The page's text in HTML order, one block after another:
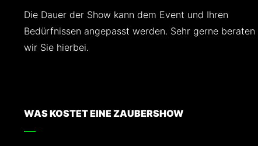
Die Dauer der Show kann dem Event und Ihren
Bedürfnissen angepasst werden. Sehr gerne beraten
wir Sie hierbei.
WAS KOSTET EINE ZAUBERSHOW